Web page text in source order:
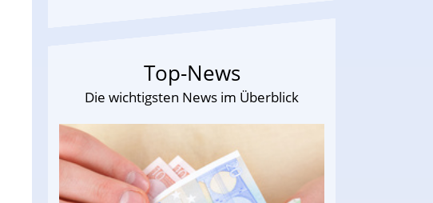
Top-News
Die wichtigsten News im Überblick